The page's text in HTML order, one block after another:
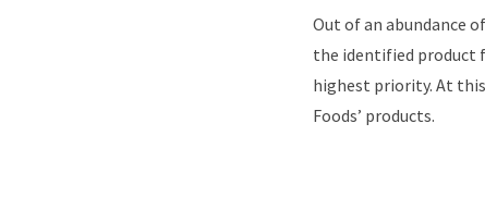
Out of an abundance
the identified product
highest priority. At
Foods’ products.